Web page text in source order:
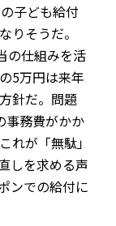
子ども給付
りそうだ。
の仕組みを活
5万円は来年
針だ。問題
事務費がかか
れが「無駄」
しを求める声
ンでの給付に